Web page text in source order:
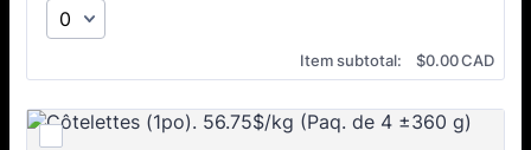
Item subtotal: $0.00 CAD
$0.00CAD